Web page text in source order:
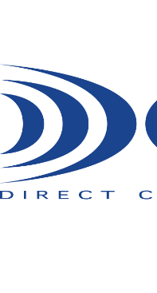
取扱い上
この素材